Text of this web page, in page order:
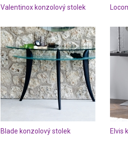
Valentinox konzolový stolek
Blade konzolový stolek Elvis